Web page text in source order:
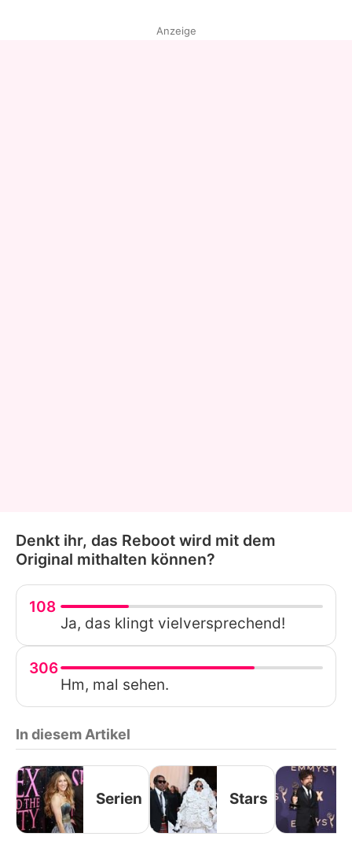
Anzeige
Denkt ihr, das Reboot wird mit dem
Original mithalten können?
108
Ja, das klingt vielversprechend!
306
Hm, mal sehen.
In diesem Artikel
Serien Stars